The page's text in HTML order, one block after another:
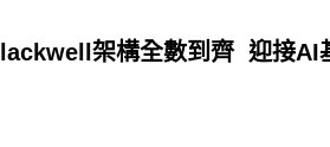
架構全數到齊 迎接AI